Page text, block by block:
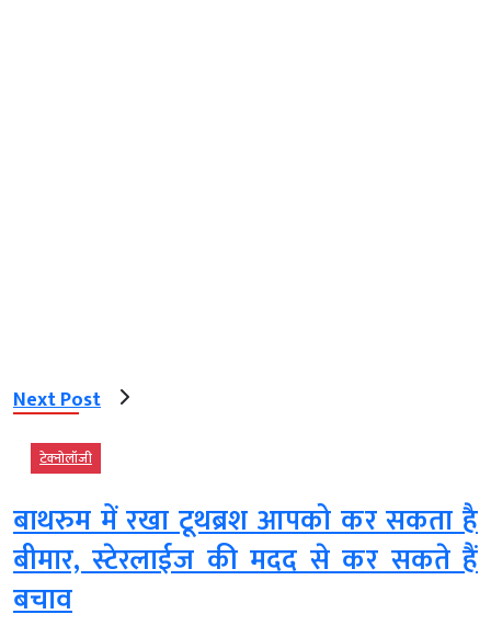
Next Post
टेक्‍नोलॉजी
बाथरुम में रखा टूथब्रश आपको कर सकता है
बीमार, स्टेरलाईज की मदद से कर सकते हैं
बचाव